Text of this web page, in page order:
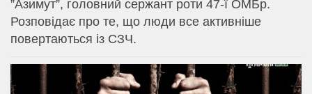
⁨”Азимут”, головний сержант роти 47-ї ОМБр.
Розповідає про те, що люди все активніше
повертаються із СЗЧ.